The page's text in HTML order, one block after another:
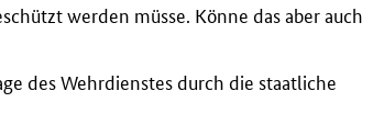
werden müsse. Könne das aber auch
des Wehrdienstes durch die staatliche